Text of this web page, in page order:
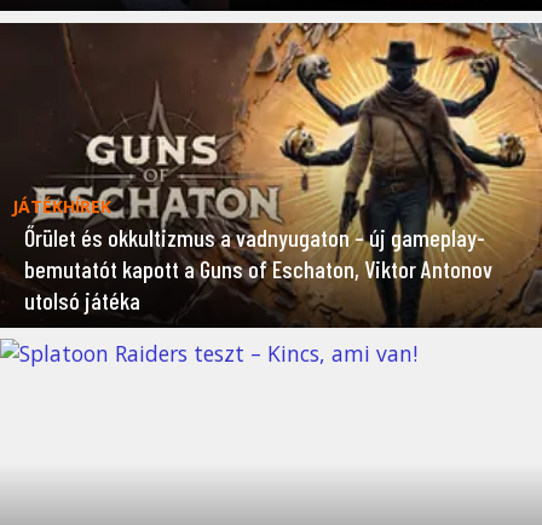
JÁTÉKHÍREK
Őrület és okkultizmus a vadnyugaton – új gameplay-
bemutatót kapott a Guns of Eschaton, Viktor Antonov
utolsó játéka